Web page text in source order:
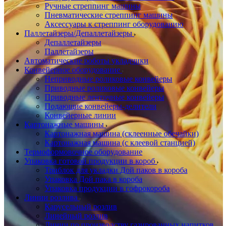
Ручные стреппинг машины
Пневматические стреппинг машины
Аксессуары к стреппинг оборудованию
Паллетайзеры/Депаллетайзеры
Депаллетайзеры
Паллетайзеры
Автоматические роботы укладчики
Конвейерное оборудование
Неприводные роликовые конвейеры
Приводные роликовые конвейеры
Приводные ленточные конвейеры
Подающие конвейеры-делители
Конвейерные линии
Картонажные машины
Картонажная машина (склеенные обечайки)
Картонажная машина (с клеевой станцией)
Термоформовочное оборудование
Упаковка готовой продукции в короб
Триблок для укладки Дой паков в короба
Упаковка Дой пака в короба
Упаковка продукции в гофрокороба
Линии розлива
Карусельный розлив
Линейный розлив